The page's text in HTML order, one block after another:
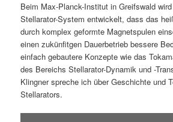
i
n
g
e
p
r
i
n
Beim Max-Planck-Institut in Greifswald
Stellarator-System entwickelt, dass das
durch komplex geformte Magnetspulen
einen zukünfitgen Dauerbetrieb bessere
einfach gebautere Konzepte wie das
des Bereichs Stellarator-Dynamik und -
Klingner spreche ich über Geschichte und
Stellarators.